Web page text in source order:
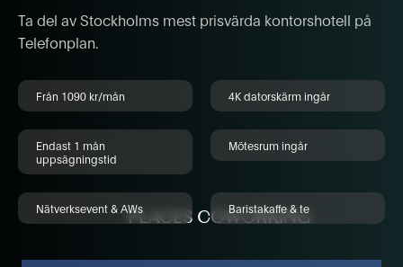
Ta del av Stockholms mest prisvärda kontorshotell på
Telefonplan.
Från 1090 kr/mån 4K datorskärm ingår
Endast 1 mån
uppsägningstid
Mötesrum ingår
Nätverksevent & AWs Baristakaffe & te